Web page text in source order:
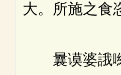
大。所施之食
曩谟婆誐